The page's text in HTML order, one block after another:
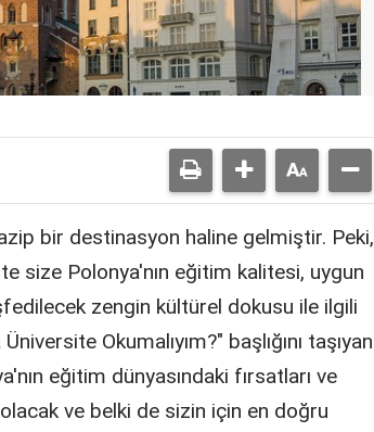
bir destinasyon haline gelmiştir. Peki,
size Polonya'nın eğitim kalitesi, uygun
zengin kültürel dokusu ile ilgili
Okumalıyım?" başlığını taşıyan
eğitim dünyasındaki fırsatları ve
ve belki de sizin için en doğru